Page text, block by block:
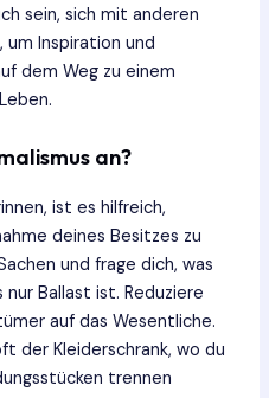
sein, sich mit anderen
um Inspiration und
dem Weg zu einem
an?
ist es hilfreich,
deines Besitzes zu
und frage dich, was
Ballast ist. Reduziere
auf das Wesentliche.
der Kleiderschrank, wo du
trennen